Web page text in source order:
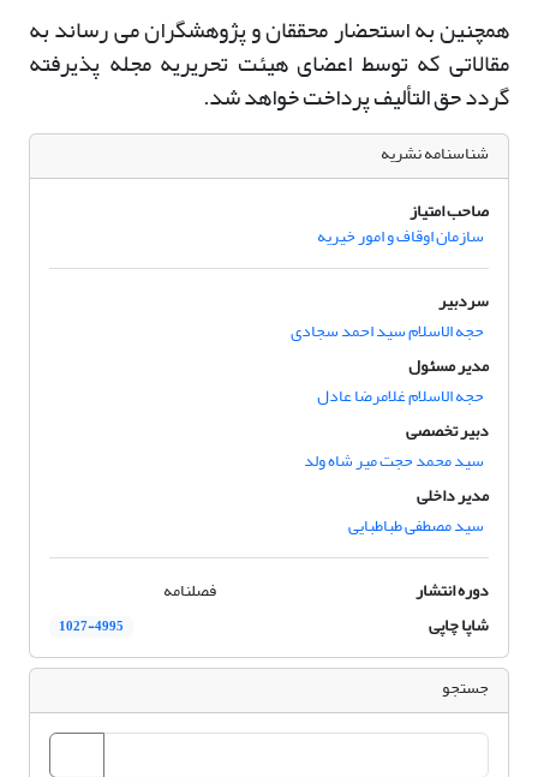
همچنین به استحضار محققان و پژوهشگران می رساند به
مقالاتی که توسط اعضای هیئت تحریریه مجله پذیرفته
گردد حق التألیف پرداخت خواهد شد.
شناسنامه نشریه
صاحب امتیاز
سازمان اوقاف و امور خیریه
سردبیر
حجه الاسلام سید احمد سجادی
مدیر مسئول
حجه الاسلام غلامرضا عادل
دبیر تخصصی
سید محمد حجت میر شاه ولد
مدیر داخلی
سید مصطفی طباطبایی
دوره انتشار
فصلنامه
شاپا چاپی
1027-4995
جستجو